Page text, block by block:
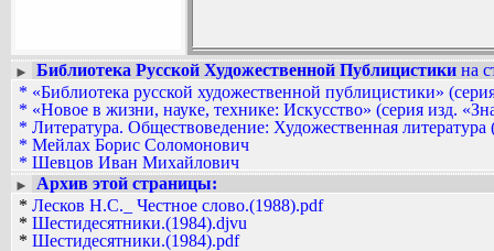
Вадим Ершов...
...
СПИСОК НЕКОТОРЫХ
...
► Библиотека Русской Художественной Публицистики на
* «Библиотека русской художественной публицистики»
* «Новое в жизни, науке, технике: Искусство» (серия изд.
* Литература. Обществоведение: Художественная
* Мейлах Борис Соломонович
* Шевцов Иван Михайлович
►
Архив этой страницы:
* Лесков Н.С._ Честное слово.(1988).pdf
* Шестидесятники.(1984).djvu
* Шестидесятники.(1984).pdf